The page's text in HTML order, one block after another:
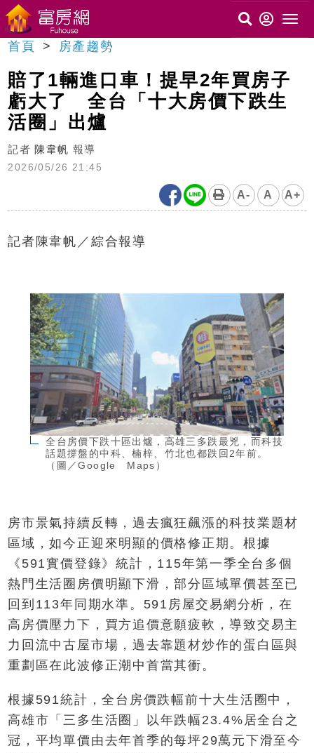
首頁 房產趨勢
賠了1輛進口車！提早2年買房子
虧大了 全台「十大房價下跌生
活圈」出爐
記者 陳韋帆 報導
2026/05/26 21:45
A- A A+
記者陳韋帆／綜合報導
全台房價下跌十區出爐，高雄三多跌最兇，而科技
話題撐盤的中科、楠梓、竹北也都跌回2年前。
（圖／Google Maps）
房市景氣持續反轉，過去瘋狂飆漲的科技業題材
區域，如今正迎來明顯的價格修正期。根據
《591實價登錄》統計，115年第一季全台多個
熱門生活圈房價明顯下滑，部分區域單價甚至已
回到113年同期水準。591房屋交易網分析，在
高房價壓力下，買方追價意願疲軟，導致交易主
力回流中古屋市場，過去靠題材炒作的蛋白區與
重劃區在此波修正潮中首當其衝。
根據591統計，全台房價跌幅前十大生活圈中，
高雄市「三多生活圈」以年跌幅23.4%居全台之
冠，平均單價由去年首季的每坪29萬元下滑至今